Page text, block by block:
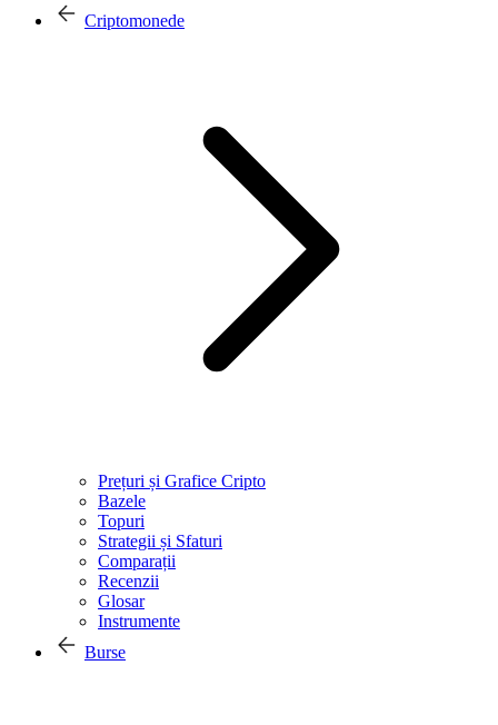
Criptomonede
Prețuri și Grafice Cripto
Bazele
Topuri
Strategii și Sfaturi
Comparații
Recenzii
Glosar
Instrumente
Burse